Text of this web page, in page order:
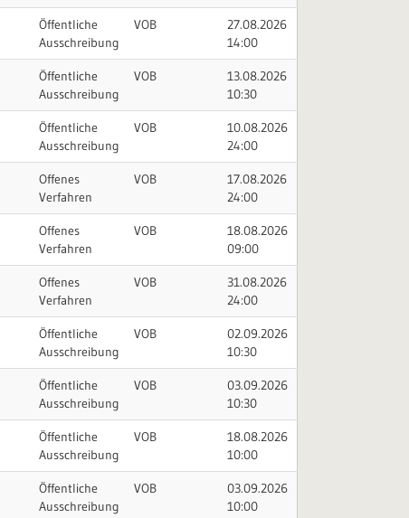
Öffentliche
Ausschreibung
VOB
27.08.2026
14:00
Öffentliche
Ausschreibung
VOB
13.08.2026
10:30
Öffentliche
Ausschreibung
VOB
10.08.2026
24:00
Offenes
Verfahren
VOB
17.08.2026
24:00
Offenes
Verfahren
VOB
18.08.2026
09:00
Offenes
Verfahren
VOB
31.08.2026
24:00
Öffentliche
Ausschreibung
VOB
02.09.2026
10:30
Öffentliche
Ausschreibung
VOB
03.09.2026
10:30
Öffentliche
Ausschreibung
VOB
18.08.2026
10:00
Öffentliche
Ausschreibung
VOB
03.09.2026
10:00